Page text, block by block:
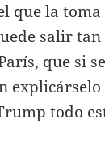
que la
salir
que si
explicárselo
todo